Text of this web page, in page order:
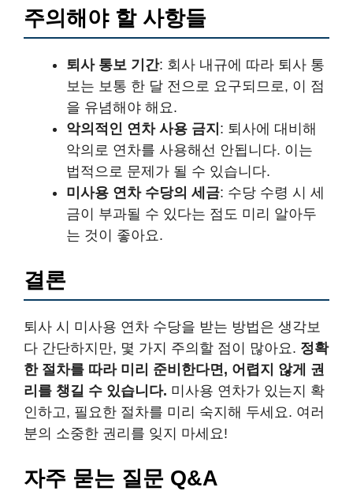
주의해야 할 사항들
퇴사 통보 기간: 회사 내규에 따라 퇴사 통
보는 보통 한 달 전으로 요구되므로, 이 점
을 유념해야 해요.
악의적인 연차 사용 금지 : 퇴사에 대비해
악의로 연차를 사용해선 안됩니다. 이는
법적으로 문제가 될 수 있습니다.
미사용 연차 수당의 세금: 수당 수령 시 세
금이 부과될 수 있다는 점도 미리 알아두
는 것이 좋아요.
결론
퇴사 시 미사용 연차 수당을 받는 방법은 생각보
다 간단하지만, 몇 가지 주의할 점이 많아요. 정확
한 절차를 따라 미리 준비한다면, 어렵지 않게 권
리를 챙길 수 있습니다. 미사용 연차가 있는지 확
인하고, 필요한 절차를 미리 숙지해 두세요. 여러
분의 소중한 권리를 잊지 마세요!
자주 묻는 질문 Q&A